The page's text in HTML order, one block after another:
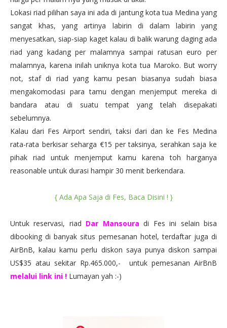
Lokasi riad pilihan saya ini ada di jantung kota tua Medina yang
sangat khas, yang artinya labirin di dalam labirin yang
menyesatkan, siap-siap kaget kalau di balik warung daging ada
riad yang kadang per malamnya sampai ratusan euro per
malamnya, karena inilah uniknya kota tua Maroko. But worry
not, staf di riad yang kamu pesan biasanya sudah biasa
mengakomodasi para tamu dengan menjemput mereka di
bandara atau di suatu tempat yang telah disepakati
sebelumnya.
Kalau dari Fes Airport sendiri, taksi dari dan ke Fes Medina
rata-rata berkisar seharga €15 per taksinya, serahkan saja ke
pihak riad untuk menjemput kamu karena toh harganya
reasonable untuk durasi hampir 30 menit berkendara.
{ Ada Apa Saja di Fes, Baca Disini ! }
Untuk reservasi, riad Dar Mansoura di Fes ini selain bisa
dibooking di banyak situs pemesanan hotel, terdaftar juga di
AirBnB, kalau kamu perlu diskon saya punya diskon sampai
US$35 atau sekitar Rp.465.000,- untuk pemesanan AirBnB
melalui link ini ! Lumayan yah :-)